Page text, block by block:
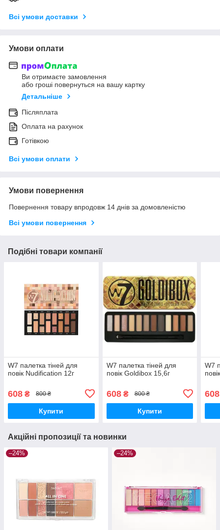
Всі умови доставки
Умови оплати
Ви отримаєте замовлення
або гроші повернуться на вашу картку
Детальніше
Післяплата
Оплата на рахунок
Готівкою
Всі умови оплати
Умови повернення
Повернення товару впродовж 14 днів за домовленістю
Всі умови повернення
Подібні товари компанії
W7 палетка тіней для
повік Nudification 12г
608 ₴ 800 ₴
Купити
W7 палетка тіней для
повік Goldibox 15,6г
608₴ 800 ₴
Купити
W7
608
Акційні пропозиції та новинки
–24% –24%